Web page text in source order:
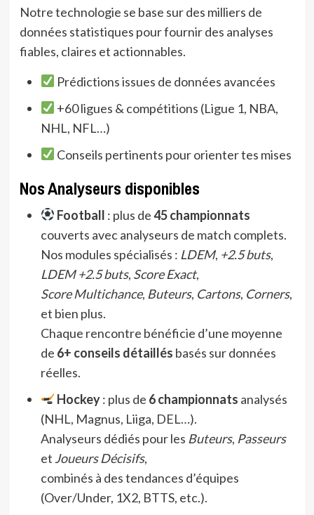
Notre technologie se base sur des milliers de
données statistiques pour fournir des analyses
fiables, claires et actionnables.
Prédictions issues de données avancées
+60 ligues & compétitions (Ligue 1, NBA,
NHL, NFL…)
Conseils pertinents pour orienter tes mises
Nos Analyseurs disponibles
Football : plus de45 championnats
couverts avec analyseurs de match complets.
Nos modules spécialisés : LDEM, +2.5 buts,
LDEM +2.5 buts, Score Exact,
Score Multichance, Buteurs, Cartons, Corners,
et bien plus.
Chaque rencontre bénéficie d’une moyenne
de 6+ conseils détaillés basés sur données
réelles.
Hockey: plus de 6 championnats analysés
(NHL, Magnus, Liiga, DEL…).
Analyseurs dédiés pour les Buteurs, Passeurs
et Joueurs Décisifs,
combinés à des tendances d’équipes
(Over/Under, 1X2, BTTS, etc.).